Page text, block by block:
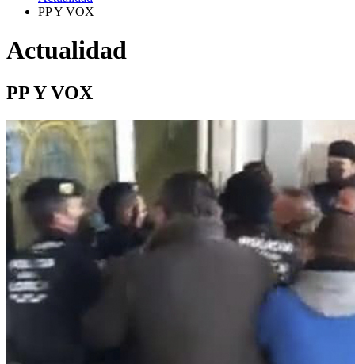
PP Y VOX
Actualidad
PP Y VOX